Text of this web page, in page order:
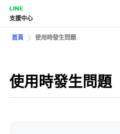
LINE
支援中心
首頁 使用時發生問題
使用時發生問題